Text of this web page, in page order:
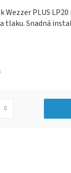
Wezzer PLUS
Snadná